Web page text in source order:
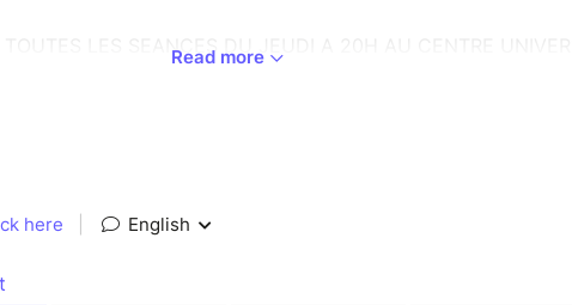
TOUTES LES SEANCES DU JEUDI A 20H AU CENTRE UNIVERS
2026
2026
2026
Read more